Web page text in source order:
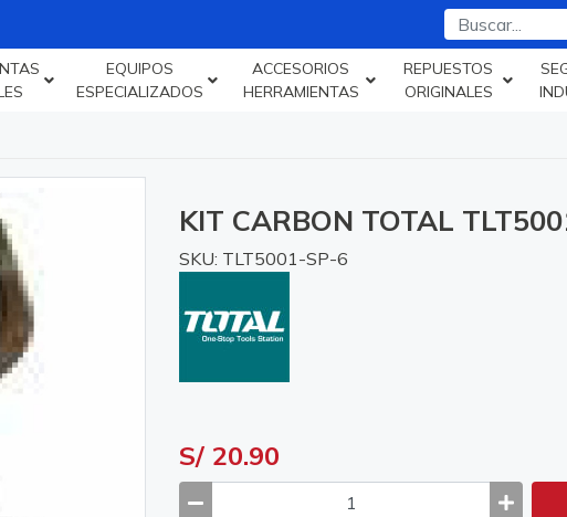
EQUIPOS
ESPECIALIZADOS
ACCESORIOS
HERRAMIENTAS
REPUESTOS
ORIGINALES
KIT CARBON TOTAL
SKU: TLT5001-SP-6
S/ 20.90